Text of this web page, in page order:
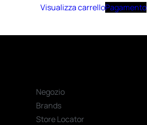
Visualizza carrelloPagamento
Negozio
Brands
Store Locator